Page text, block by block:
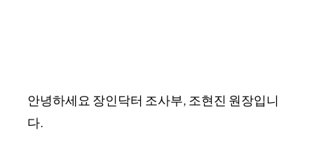
안녕하세요 장인닥터 조사부, 조현진 원장입니
다.